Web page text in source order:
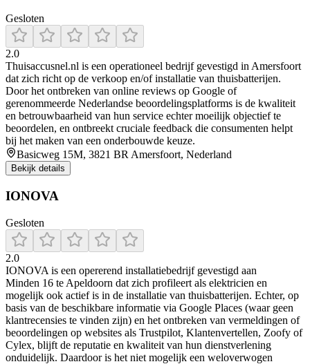
Gesloten
2.0
Thuisaccusnel.nl is een operationeel bedrijf gevestigd in Amersfoort
dat zich richt op de verkoop en/of installatie van thuisbatterijen.
Door het ontbreken van online reviews op Google of
gerenommeerde Nederlandse beoordelingsplatforms is de kwaliteit
en betrouwbaarheid van hun service echter moeilijk objectief te
beoordelen, en ontbreekt cruciale feedback die consumenten helpt
bij het maken van een onderbouwde keuze.
Basicweg 15M, 3821 BR Amersfoort, Nederland
Bekijk details
IONOVA
Gesloten
2.0
IONOVA is een opererend installatiebedrijf gevestigd aan
Minden 16 te Apeldoorn dat zich profileert als elektricien en
mogelijk ook actief is in de installatie van thuisbatterijen. Echter, op
basis van de beschikbare informatie via Google Places (waar geen
klantrecensies te vinden zijn) en het ontbreken van vermeldingen of
beoordelingen op websites als Trustpilot, Klantenvertellen, Zoofy of
Cylex, blijft de reputatie en kwaliteit van hun dienstverlening
onduidelijk. Daardoor is het niet mogelijk een weloverwogen